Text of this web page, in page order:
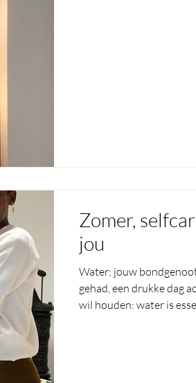
Zomer,
jou
Water; jouw
gehad, een drukke dag
wil houden: water is